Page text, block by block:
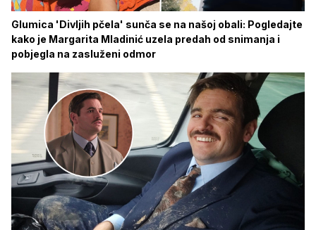
Glumica 'Divljih pčela' sunča se na našoj obali: Pogledajte
kako je Margarita Mladinić uzela predah od snimanja i
pobjegla na zasluženi odmor